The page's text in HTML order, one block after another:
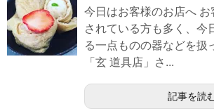
今日はお客様のお店へ お
されている方も多く、今
る一点ものの器などを扱
「玄 道具店」さ...
記事を読